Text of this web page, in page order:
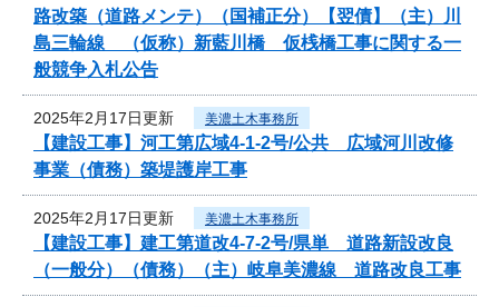
路改築（道路メンテ）（国補正分）【翌債】（主）川
島三輪線 （仮称）新藍川橋 仮桟橋工事に関する一
般競争入札公告
2025年2月17日更新 美濃土木事務所
【建設工事】河工第広域4-1-2号/公共 広域河川改修
事業（債務）築堤護岸工事
2025年2月17日更新 美濃土木事務所
【建設工事】建工第道改4-7-2号/県単 道路新設改良
（一般分）（債務）（主）岐阜美濃線 道路改良工事